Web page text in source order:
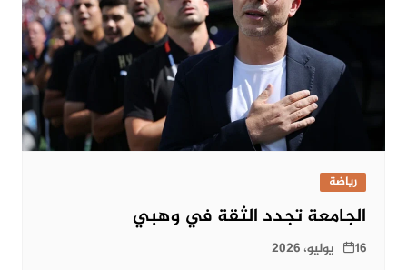
رياضة
الجامعة تجدد الثقة في وهبي
16 يوليو، 2026